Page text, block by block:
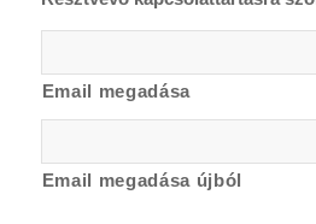
Email megadása
Email megadása újból